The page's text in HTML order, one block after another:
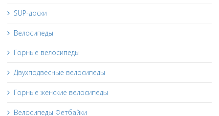
SUP-доски
Велосипеды
Горные велосипеды
Двухподвесные велосипеды
Горные женские велосипеды
Велосипеды Фетбайки